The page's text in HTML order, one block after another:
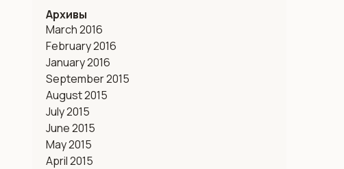
Архивы
March 2016
February 2016
January 2016
September 2015
August 2015
July 2015
June 2015
May 2015
April 2015